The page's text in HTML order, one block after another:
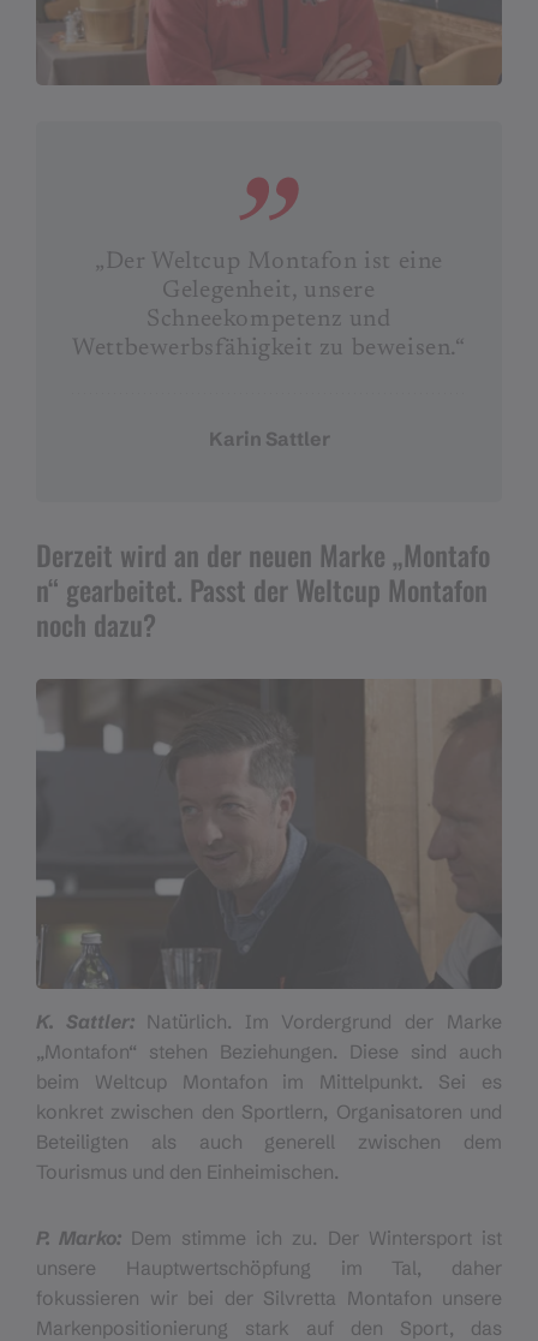
„Der Weltcup Montafon ist eine
Gelegenheit, unsere
Schneekompetenz und
Wettbewerbsfähigkeit zu beweisen.“
Karin Sattler
Derzeit wird an der neuen Marke „Montafo
n“ gearbeitet. Passt der Weltcup Montafon
noch dazu?
K. Sattler: Natürlich. Im Vordergrund der Marke
„Montafon“ stehen Beziehungen. Diese sind auch
beim Weltcup Montafon im Mittelpunkt. Sei es
konkret zwischen den Sportlern, Organisatoren und
Beteiligten als auch generell zwischen dem
Tourismus und den Einheimischen.
P. Marko: Dem stimme ich zu. Der Wintersport ist
unsere Hauptwertschöpfung im Tal, daher
fokussieren wir bei der Silvretta Montafon unsere
Markenpositionierung stark auf den Sport, das